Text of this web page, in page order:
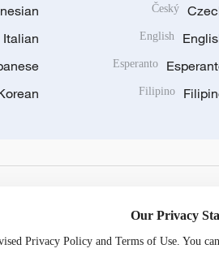
Český
English
Esperanto
Filipino
Italian
Our Privacy
Privacy Policy and Terms of Use. You